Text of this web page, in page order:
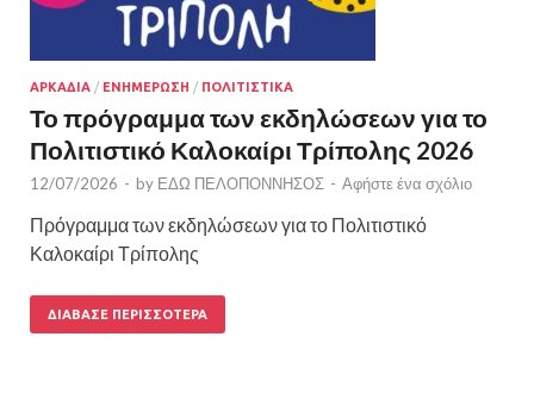
ΑΡΚΑΔΙΑ / ΕΝΗΜΕΡΩΣΗ / ΠΟΛΙΤΙΣΤΙΚΑ
Το πρόγραμμα των εκδηλώσεων για το
Πολιτιστικό Καλοκαίρι Τρίπολης 2026
12/07/2026 - by ΕΔΩ ΠΕΛΟΠΟΝΝΗΣΟΣ - Αφήστε ένα σχόλιο
Πρόγραμμα των εκδηλώσεων για το Πολιτιστικό
Καλοκαίρι Τρίπολης
ΔΙΆΒΑΣΕ ΠΕΡΙΣΣΌΤΕΡΑ